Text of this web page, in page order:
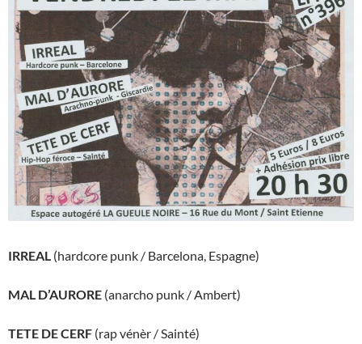
IRREAL (hardcore punk / Barcelona, Espagne)
MAL D’AURORE (anarcho punk / Ambert)
TETE DE CERF (rap vénèr / Sainté)